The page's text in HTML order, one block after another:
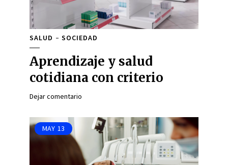
SALUD SOCIEDAD
Aprendizaje y salud
cotidiana con criterio
Dejar comentario
MAY 13